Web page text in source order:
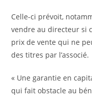
Celle-ci prévoit,
vendre au directeur si
prix de vente qui ne
des titres par l’associé.
« Une garantie en
qui fait obstacle au